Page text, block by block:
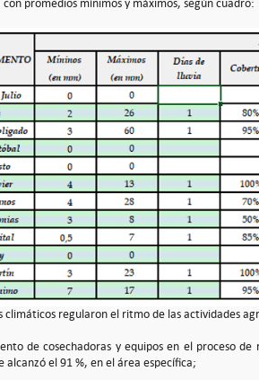
promedios mínimos y máximos, según cuadro:
climáticos regularon el ritmo de las actividades
de cosechadoras y equipos en el proceso
alcanzó el 91 %, en el área específica;